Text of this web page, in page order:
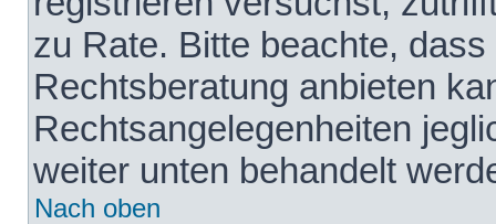
zu Rate. Bitte beachte,
Rechtsberatung anbieten
Rechtsangelegenheiten
weiter unten behandelt
Nach oben